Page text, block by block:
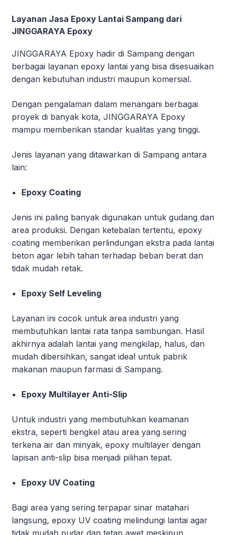
Layanan Jasa Epoxy Lantai Sampang dari
JINGGARAYA Epoxy
JINGGARAYA Epoxy hadir di Sampang dengan
berbagai layanan epoxy lantai yang bisa disesuaikan
dengan kebutuhan industri maupun komersial.
Dengan pengalaman dalam menangani berbagai
proyek di banyak kota, JINGGARAYA Epoxy
mampu memberikan standar kualitas yang tinggi.
Jenis layanan yang ditawarkan di Sampang antara
lain:
Epoxy Coating
Jenis ini paling banyak digunakan untuk gudang dan
area produksi. Dengan ketebalan tertentu, epoxy
coating memberikan perlindungan ekstra pada lantai
beton agar lebih tahan terhadap beban berat dan
tidak mudah retak.
Epoxy Self Leveling
Layanan ini cocok untuk area industri yang
membutuhkan lantai rata tanpa sambungan. Hasil
akhirnya adalah lantai yang mengkilap, halus, dan
mudah dibersihkan, sangat ideal untuk pabrik
makanan maupun farmasi di Sampang.
Epoxy Multilayer Anti-Slip
Untuk industri yang membutuhkan keamanan
ekstra, seperti bengkel atau area yang sering
terkena air dan minyak, epoxy multilayer dengan
lapisan anti-slip bisa menjadi pilihan tepat.
Epoxy UV Coating
Bagi area yang sering terpapar sinar matahari
langsung, epoxy UV coating melindungi lantai agar
tidak mudah pudar dan tetap awet meskipun